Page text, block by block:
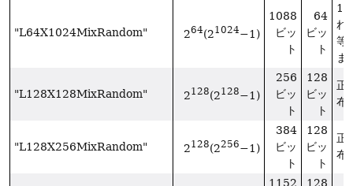
"L64X1024MixRandom" 264(21024−1)
1088
ビッ
ト
64
ビッ
ト
16
れ
等
ま
"L128X128MixRandom" 2128(2128−1)
256
ビッ
ト
128
ビッ
ト
正
布
"L128X256MixRandom" 2128(2256−1)
384
ビッ
ト
128
ビッ
ト
正
布
1152 128